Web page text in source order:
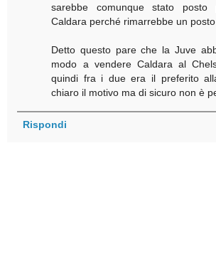
sarebbe comunque stato posto
Caldara perché rimarrebbe un posto
Detto questo pare che la Juve
modo a vendere Caldara al
quindi fra i due era il preferito
chiaro il motivo ma di sicuro non è
Rispondi